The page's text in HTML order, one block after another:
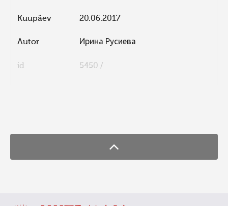
Kuupäev 20.06.2017
Autor Ирина Русиева
id 5450 /